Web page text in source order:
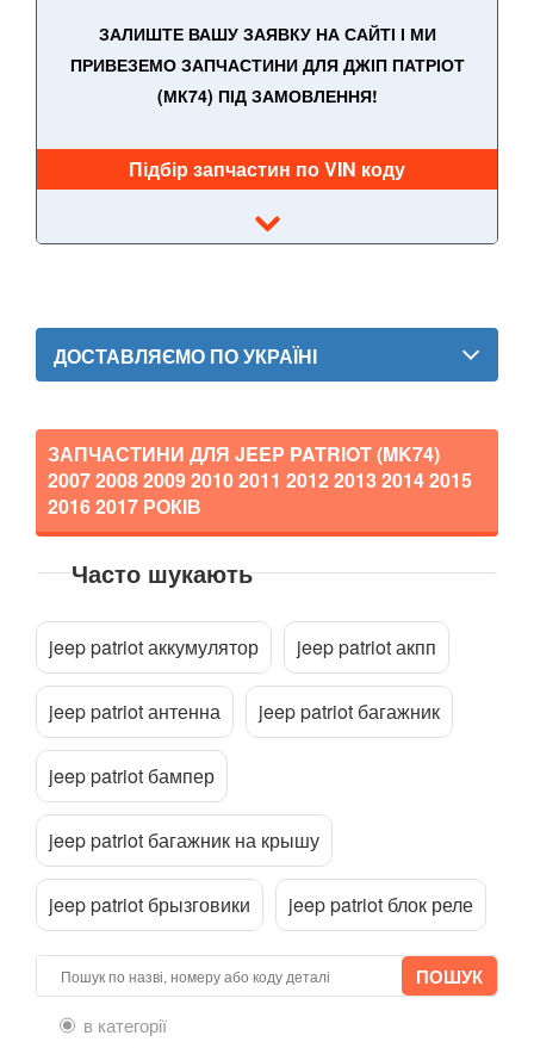
ЗАЛИШТЕ ВАШУ ЗАЯВКУ НА САЙТІ І МИ
ПРИВЕЗЕМО ЗАПЧАСТИНИ ДЛЯ ДЖІП ПАТРІОТ
(МК74) ПІД ЗАМОВЛЕННЯ!
Підбір запчастин по VIN коду
Прикріпити файл
ДОСТАВЛЯЄМО ПО УКРАЇНІ
ЗАПЧАСТИНИ ДЛЯ JEEP PATRIOT (MK74)
2007 2008 2009 2010 2011 2012 2013 2014 2015
2016 2017 РОКІВ
Часто шукають
jeep patriot аккумулятор jeep patriot акпп
jeep patriot антенна jeep patriot багажник
jeep patriot бампер
jeep patriot багажник на крышу
jeep patriot брызговики jeep patriot блок реле
в категорії